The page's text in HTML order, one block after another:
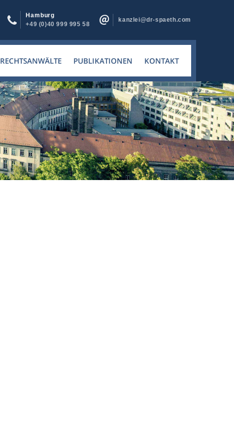
Hamburg
+49 (0)40 999 995 58
kanzlei@dr-spaeth.com
RECHTSANWÄLTE PUBLIKATIONEN KONTAKT